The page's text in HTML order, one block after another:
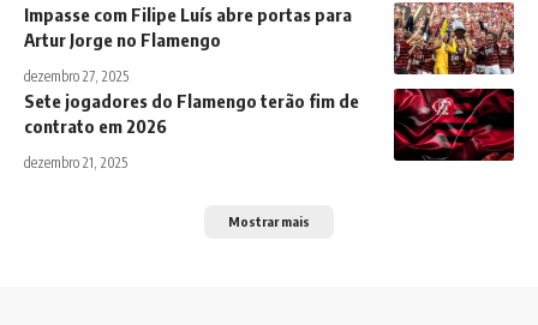
Impasse com Filipe Luís abre portas para
Artur Jorge no Flamengo
dezembro 27, 2025
Sete jogadores do Flamengo terão fim de
contrato em 2026
dezembro 21, 2025
Mostrar mais